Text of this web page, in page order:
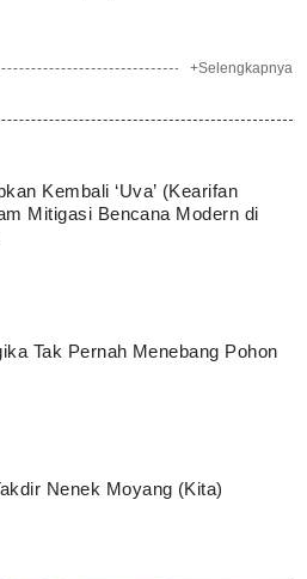
+Selengkapnya
Kembali ‘Uva’ (Kearifan
Mitigasi Bencana Modern di
Tak Pernah Menebang Pohon
Nenek Moyang (Kita)